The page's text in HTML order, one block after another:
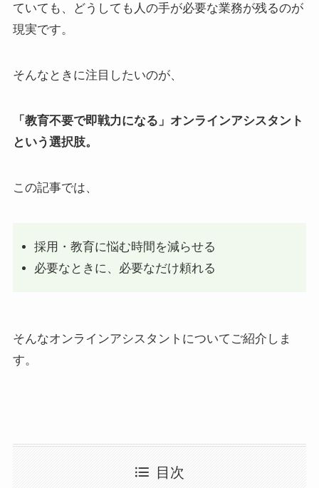
ていても、どうしても人の手が必要な業務が残るのが
現実です。
そんなときに注目したいのが、
「教育不要で即戦力になる」オンラインアシスタント
という選択肢。
この記事では、
採用・教育に悩む時間を減らせる
必要なときに、必要なだけ頼れる
そんなオンラインアシスタントについてご紹介しま
す。
目次